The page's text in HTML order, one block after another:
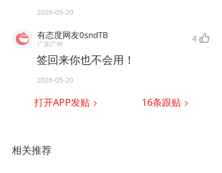
2026-05-20
有态度网友0sndTB
广东广州 4
签回来你也不会用！
2026-05-20
打开APP发贴 16条跟贴
相关推荐